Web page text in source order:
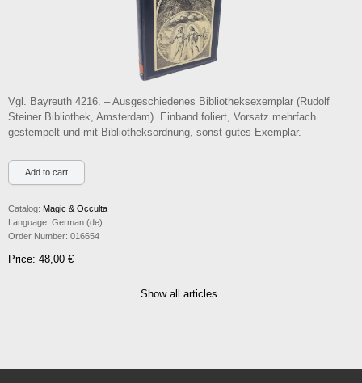
Vgl. Bayreuth 4216. – Ausgeschiedenes Bibliotheksexemplar (Rudolf
Steiner Bibliothek, Amsterdam). Einband foliert, Vorsatz mehrfach
gestempelt und mit Bibliotheksordnung, sonst gutes Exemplar.
Catalog: Magic & Occulta
Language: German (de)
Order Number: 016654
Price: 48,00 €
Show all articles